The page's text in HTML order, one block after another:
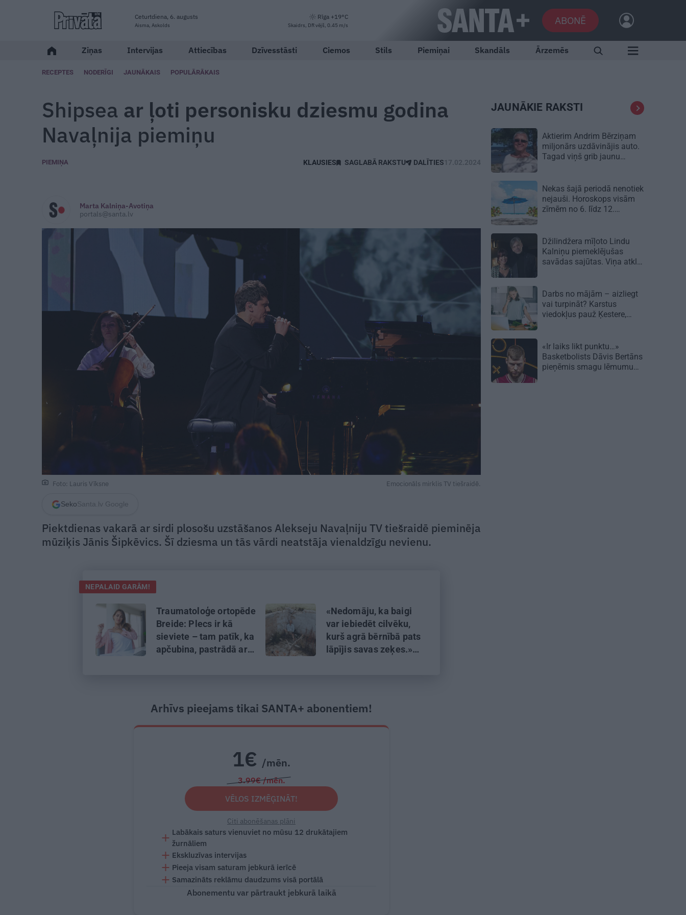
Ceturtdiena, 6. augusts
Aisma, Askolds
Rīga +19°C
Skaidrs, DR vējš, 0.45 m/s ABONĒ
Ziņas Intervijas Attiecības Dzīvesstāsti Ciemos Stils Piemiņai Skandāls Ārzemēs
RECEPTES NODERĪGI JAUNĀKAIS POPULĀRĀKAIS
Shipsea ar ļoti personisku dziesmu godina
Navaļnija piemiņu
PIEMIŅA SAGLABĀ RAKSTU DALĪTIES17.02.2024
Marta Kalniņa-Avotiņa
portals@santa.lv
Foto: Lauris Vīksne Emocionāls mirklis TV tiešraidē.
Seko Santa.lv Google
Piektdienas vakarā ar sirdi plosošu uzstāšanos Alekseju Navaļniju TV tiešraidē pieminēja
mūziķis Jānis Šipkēvics. Šī dziesma un tās vārdi neatstāja vienaldzīgu nevienu.
NEPALAID GARĀM!
Traumatoloģe ortopēde
Breide: Plecs ir kā
sieviete – tam patīk, ka
apčubina, pastrādā ar
«Nedomāju, ka baigi
var iebiedēt cilvēku,
kurš agrā bērnībā pats
lāpījis savas zeķes.»
Arhīvs pieejams tikai SANTA+ abonentiem!
1€ /mēn.
3.99€ /mēn.
VĒLOS IZMĒĢINĀT!
Citi abonēšanas plāni
Labākais saturs vienuviet no mūsu 12 drukātajiem
žurnāliem
Ekskluzīvas intervijas
Pieeja visam saturam jebkurā ierīcē
Samazināts reklāmu daudzums visā portālā
Abonementu var pārtraukt jebkurā laikā
JAUNĀKIE RAKSTI
Aktierim Andrim Bērziņam
miljonārs uzdāvinājis auto.
Tagad viņš grib jaunu…
Nekas šajā periodā nenotiek
nejauši. Horoskops visām
zīmēm no 6. līdz 12.
Džilindžera mīļoto Lindu
Kalniņu piemeklējušas
savādas sajūtas. Viņa atklāj
Darbs no mājām – aizliegt
vai turpināt? Karstus
viedokļus pauž Ķestere,
«Ir laiks likt punktu…»
Basketbolists Dāvis Bertāns
pieņēmis smagu lēmumu